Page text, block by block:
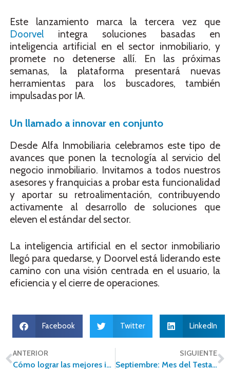
Este lanzamiento marca la tercera vez que
Doorvel integra soluciones basadas en
inteligencia artificial en el sector inmobiliario, y
promete no detenerse allí. En las próximas
semanas, la plataforma presentará nuevas
herramientas para los buscadores, también
impulsadas por IA.
Un llamado a innovar en conjunto
Desde Alfa Inmobiliaria celebramos este tipo de
avances que ponen la tecnología al servicio del
negocio inmobiliario. Invitamos a todos nuestros
asesores y franquicias a probar esta funcionalidad
y aportar su retroalimentación, contribuyendo
activamente al desarrollo de soluciones que
eleven el estándar del sector.
La inteligencia artificial en el sector inmobiliario
llegó para quedarse, y Doorvel está liderando este
camino con una visión centrada en el usuario, la
eficiencia y el cierre de operaciones.
Facebook Twitter LinkedIn
ANTERIOR
Cómo lograr las mejores imágenes para vender tu casa
SIGUIENTE
Septiembre: Mes del Testamento en México